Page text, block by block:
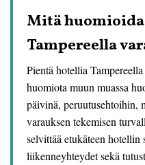
Mitä
Tampereella
Pientä hotellia
huomiota muun muassa
päivinä, peruutusehtoihin,
varauksen tekemisen
selvittää etukäteen
liikenneyhteydet sekä